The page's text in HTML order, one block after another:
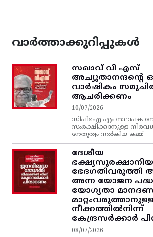
വാർത്താക്കുറിപ്പുകൾ
സഖാവ് വി എസ്‌
അച്യുതാനന്ദന്റെ
വാര്‍ഷികം
ആചരിക്കണം
10/07/2026
സിപിഐ എം സ്ഥാപക
സംരക്ഷിക്കാനുള്ള
നേതൃത്വം നല്‍കിയ കമ്മ്
ദേശീയ
ഭേദഗതിവരുത്തി
അന്ന യോജന
യോഗ്യതാ
മാറ്റംവരുത്താനുള്ള
നീക്കത്തിൽനിന്ന്‌
കേന്ദ്രസർക്കാർ
08/07/2026